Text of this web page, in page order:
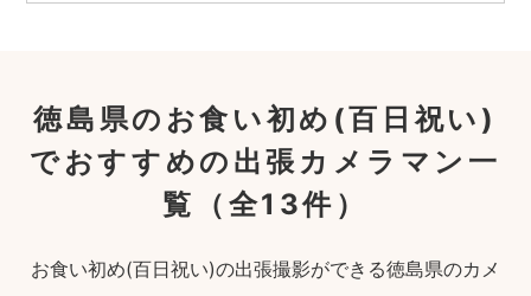
徳島県のお食い初め(百日祝い)
でおすすめの出張カメラマン一
覧
（全13件）
お食い初め(百日祝い)の出張撮影ができる徳島県のカメ